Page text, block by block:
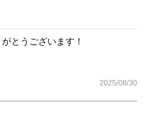
とうございます！
2025/08/30